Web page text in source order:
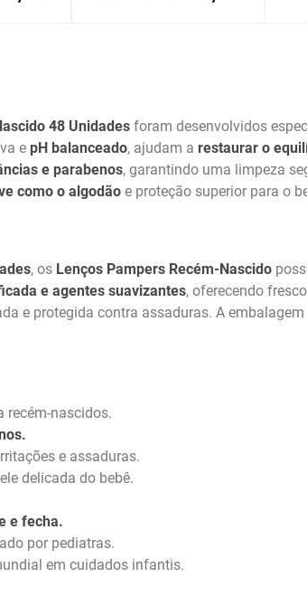
48 Unidades foram desenvolvidos
e pH balanceado, ajudam a restaurar o
e parabenos, garantindo uma limpeza
como o algodão e proteção superior para o
, os Lenços Pampers Recém-Nascido
e agentes suavizantes, oferecendo
e protegida contra assaduras. A
recém-nascidos.
e assaduras.
delicada do bebê.
e fecha.
por pediatras.
em cuidados infantis.